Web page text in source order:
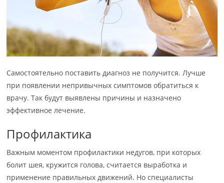
Самостоятельно поставить диагноз не получится. Лучше
при появлении непривычных симптомов обратиться к
врачу. Так будут выявлены причины и назначено
эффективное лечение.
Профилактика
Важным моментом профилактики недугов, при которых
болит шея, кружится голова, считается выработка и
применение правильных движений. Но специалисты